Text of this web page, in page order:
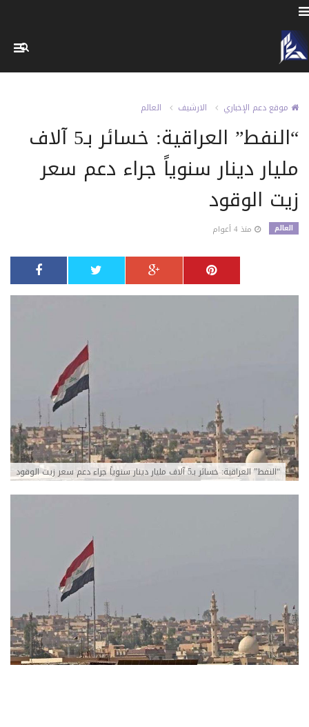
موقع دعم الإخباري الارشيف العالم
“النفط” العراقية: خسائر بـ5 آلاف
مليار دينار سنوياً جراء دعم سعر
زيت الوقود
العالم منذ 4 أعوام
“النفط” العراقية: خسائر بـ5 آلاف مليار دينار سنوياً جراء دعم سعر زيت الوقود